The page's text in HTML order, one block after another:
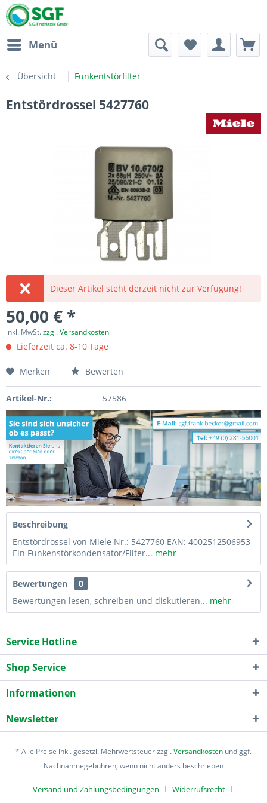
Menü
Übersicht Funkentstörfilter
Entstördrossel 5427760
Dieser Artikel steht derzeit nicht zur Verfügung!
50,00 € *
inkl. MwSt.zzgl. Versandkosten
Lieferzeit ca. 8-10 Tage
Merken Bewerten
Artikel-Nr.: 57586
Beschreibung
Entstördrossel von Miele Nr.: 5427760 EAN: 4002512506953
Ein Funkenstörkondensator/Filter... mehr
Bewertungen
0
Bewertungen lesen, schreiben und diskutieren... mehr
Service Hotline
Shop Service
Informationen
Newsletter
* Alle Preise inkl. gesetzl. Mehrwertsteuer zzgl.Versandkosten und ggf.
Nachnahmegebühren, wenn nicht anders beschrieben
Versand und Zahlungsbedingungen Widerrufsrecht